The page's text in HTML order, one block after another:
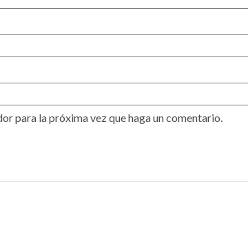
para la próxima vez que haga un comentario.